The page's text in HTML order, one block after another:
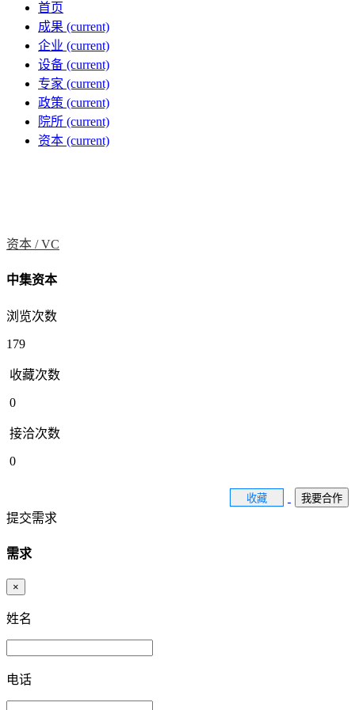
首页
成果 (current)
企业 (current)
设备 (current)
专家 (current)
政策 (current)
院所 (current)
资本 (current)
资本 /VC
中集资本
浏览次数
179
收藏次数
0
接洽次数
0
收藏 我要合作
提交需求
需求
×
姓名
电话